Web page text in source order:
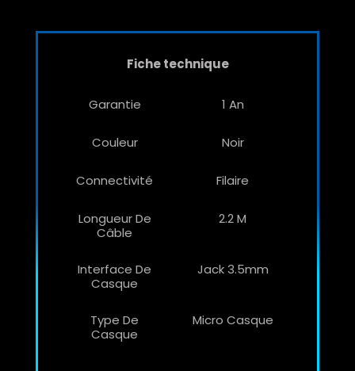
Fiche technique
Garantie 1 An
Couleur Noir
Connectivité Filaire
Longueur De
Câble
2.2 M
Interface De
Casque
Jack 3.5mm
Type De
Casque
Micro Casque